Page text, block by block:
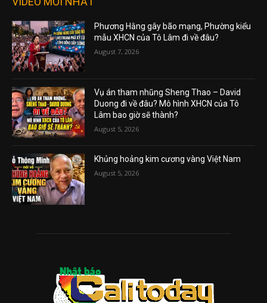
Phương Hằng gây bão mạng, Phường kiểu
mẫu XHCN của Tô Lâm đi về đâu?
August 7, 2026
Vụ án tham nhũng Sheng Thao – David
Duong đi về đâu? Mô hình XHCN của Tô
Lâm bao giờ sẽ thành?
August 5, 2026
Khủng hoảng kim cương vàng Việt Nam
August 5, 2026